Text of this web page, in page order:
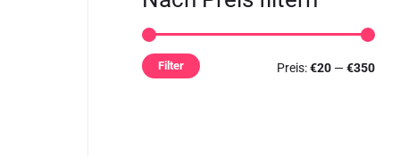
Filter Preis:€20 —€350